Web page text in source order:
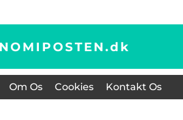
dk
Om Os Cookies Kontakt Os